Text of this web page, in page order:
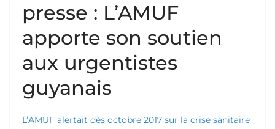
presse : L’AMUF
apporte son soutien
aux urgentistes
guyanais
L’AMUF alertait dès octobre 2017 sur la crise sanitaire